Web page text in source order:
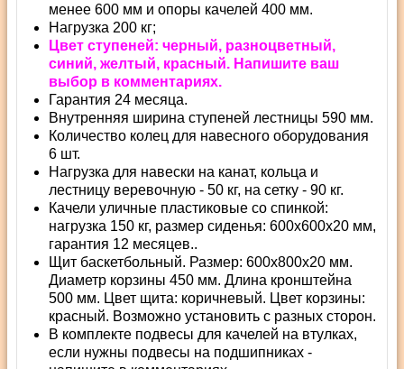
менее 600 мм и опоры качелей 400 мм.
Нагрузка 200 кг;
Цвет ступеней: черный, разноцветный,
синий, желтый, красный. Напишите ваш
выбор в комментариях.
Гарантия 24 месяца.
Внутренняя ширина ступеней лестницы 590 мм.
Количество колец для навесного оборудования
6 шт.
Нагрузка для навески на канат, кольца и
лестницу веревочную - 50 кг, на сетку - 90 кг.
Качели уличные пластиковые со спинкой:
нагрузка 150 кг, размер сиденья: 600х600х20 мм,
гарантия 12 месяцев..
Щит баскетбольный. Размер: 600х800х20 мм.
Диаметр корзины 450 мм. Длина кронштейна
500 мм. Цвет щита: коричневый. Цвет корзины:
красный. Возможно установить с разных сторон.
В комплекте подвесы для качелей на втулках,
если нужны подвесы на подшипниках -